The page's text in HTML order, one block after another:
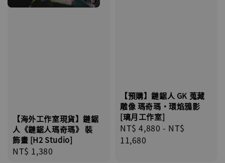
【海外工作室現貨】鏈鋸
人《鏈鋸人瑪奇瑪》 裝
飾畫 [H2 Studio]
Regular
NT$ 1,380
【預購】鏈鋸人 GK 蒐藏
雕像 瑪奇瑪·環焰鴉影
[璃月工作室]
Regular
price
NT$ 4,880 - NT$
11,680